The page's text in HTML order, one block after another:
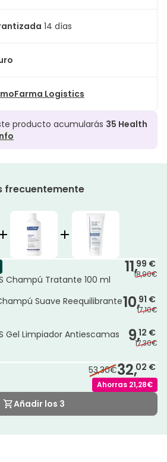
14 días
Logistics
producto acumularás 35 Health
frecuentemente
Champú Tratante 100 ml
11,99 €
18,90€
Suave Reequilibrante10,91 €
17,10€
Gel Limpiador Antiescamas
9,12 €
17,30€
53,30€32,02 €
Ahorras 21,28€
Añadir los 3